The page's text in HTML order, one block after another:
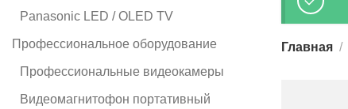
Главная
Panasonic LED / OLED TV
Профессиональное оборудование
Профессиональные видеокамеры
Видеомагнитофон портативный